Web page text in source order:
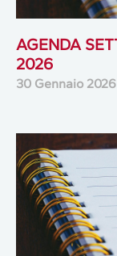
AGENDA
2026
30 Gennaio 2026